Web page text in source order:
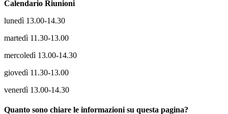
Calendario Riunioni
lunedì 13.00-14.30
martedì 11.30-13.00
mercoledì 13.00-14.30
giovedì 11.30-13.00
venerdì 13.00-14.30
Quanto sono chiare le informazioni su questa pagina?